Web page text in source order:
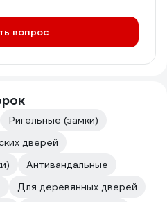
вопрос
Ригельные (замки)
дверей
Антивандальные
Для деревянных дверей